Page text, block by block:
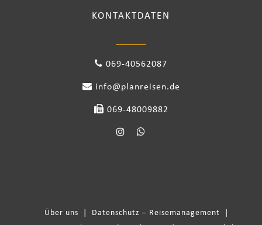
KONTAKTDATEN
069-40562087
info@planreisen.de
069-48009882
Über uns Datenschutz – Reisemanagement